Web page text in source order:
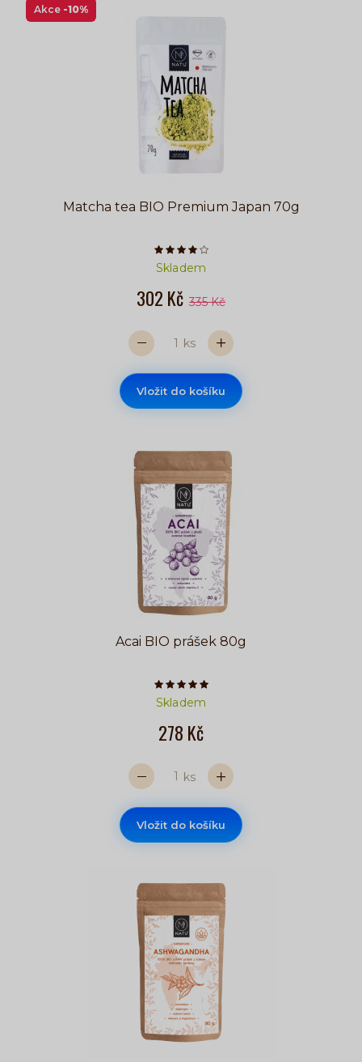
Akce -10%
Matcha tea BIO Premium Japan 70g
Počet hvězdiček je 4 z 5
Skladem
302 Kč 335 Kč
ks
Vložit do košíku
Acai BIO prášek 80g
Počet hvězdiček je 5 z 5
Skladem
278 Kč
ks
Vložit do košíku